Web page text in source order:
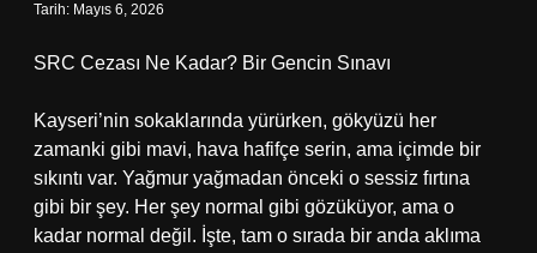
Tarih: Mayıs 6, 2026
SRC Cezası Ne Kadar? Bir Gencin Sınavı
Kayseri’nin sokaklarında yürürken, gökyüzü her
zamanki gibi mavi, hava hafifçe serin, ama içimde bir
sıkıntı var. Yağmur yağmadan önceki o sessiz fırtına
gibi bir şey. Her şey normal gibi gözüküyor, ama o
kadar normal değil. İşte, tam o sırada bir anda aklıma